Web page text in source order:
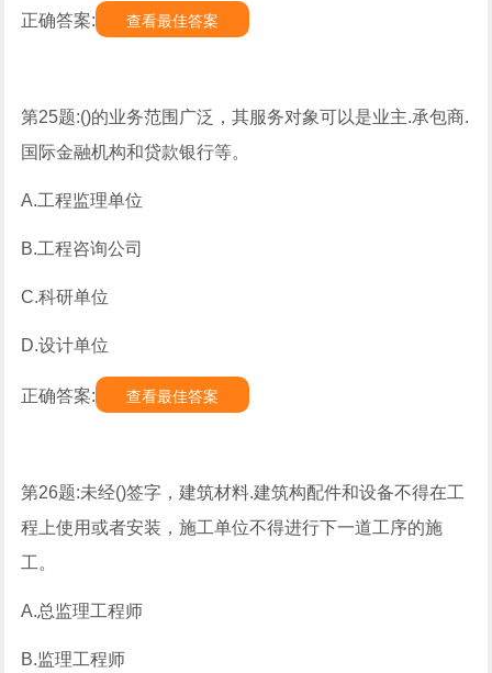
正确答案: 查看最佳答案
第25题:()的业务范围广泛，其服务对象可以是业主.承包商.
国际金融机构和贷款银行等。
A.工程监理单位
B.工程咨询公司
C.科研单位
D.设计单位
正确答案: 查看最佳答案
第26题:未经()签字，建筑材料.建筑构配件和设备不得在工
程上使用或者安装，施工单位不得进行下一道工序的施
工。
A.总监理工程师
B.监理工程师